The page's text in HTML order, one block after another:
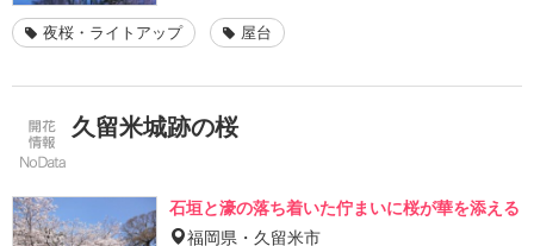
夜桜・ライトアップ 屋台
久留米城跡の桜
石垣と濠の落ち着いた佇まいに桜が華を添える
福岡県・久留米市